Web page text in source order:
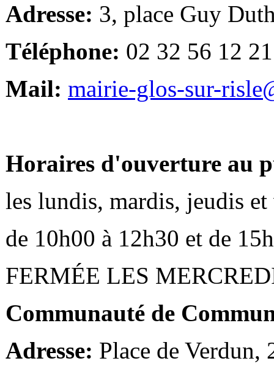
Adresse: 3, place Guy
Téléphone: 02 32 56 12 21
Mail: mairie-glos-sur-
Horaires d'ouverture au
les lundis, mardis, jeudis et
de 10h00 à 12h30 et de
FERMÉE LES
Communauté de
Adresse: Place de Verdun,